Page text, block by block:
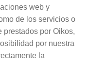
web y
de los servicios o
prestados por Oikos,
por nuestra
la